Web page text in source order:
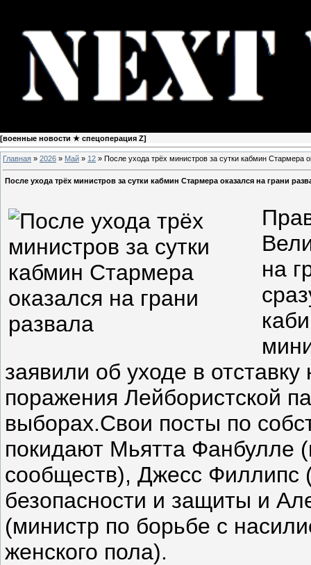
[военные новости ★ спецоперация Z]
Главная » 2026 » Май » 12 » После ухода трёх министров за сутки кабмин Стармера
После ухода трёх министров за сутки кабмин Стармера оказался на грани
на
заявили об уходе в
поражения Лейбористской
выборах.Свои посты по
покидают Мьятта Фанбулле
сообществ), Джесс Филлипс
безопасности и защиты и
(министр по борьбе с
женского пола).